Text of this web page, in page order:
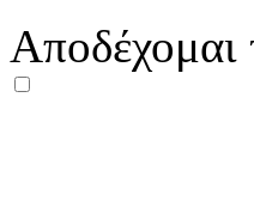
Αποδέχομαι